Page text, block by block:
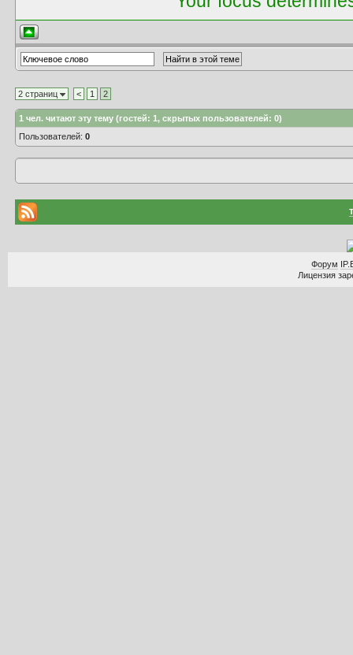
2 страниц < 1 2
1 чел. читают эту тему (гостей: 1, скрытых пользователей: 0)
Пользователей:0
Форум
Лицензия